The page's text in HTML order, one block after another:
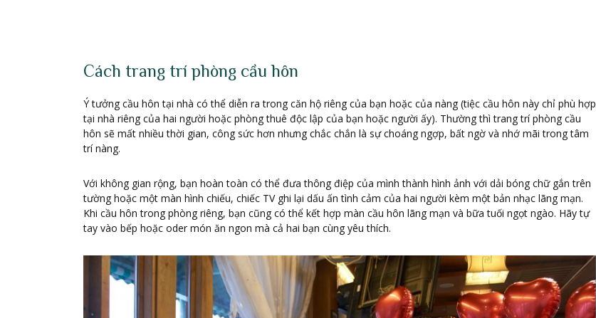
Cách trang trí phòng cầu hôn
Ý tưởng cầu hôn tại nhà có thể diễn ra trong căn hộ riêng của bạn hoặc của nàng (tiệc cầu hôn này chỉ phù hợp
tại nhà riêng của hai người hoặc phòng thuê độc lập của bạn hoặc người ấy). Thường thì trang trí phòng cầu
hôn sẽ mất nhiều thời gian, công sức hơn nhưng chắc chắn là sự choáng ngợp, bất ngờ và nhớ mãi trong tâm
trí nàng.
Với không gian rộng, bạn hoàn toàn có thể đưa thông điệp của mình thành hình ảnh với dải bóng chữ gắn trên
tường hoặc một màn hình chiếu, chiếc TV ghi lại dấu ấn tình cảm của hai người kèm một bản nhạc lãng mạn.
Khi cầu hôn trong phòng riêng, bạn cũng có thể kết hợp màn cầu hôn lãng mạn và bữa tuối ngọt ngào. Hãy tự
tay vào bếp hoặc oder món ăn ngon mà cả hai bạn cùng yêu thích.